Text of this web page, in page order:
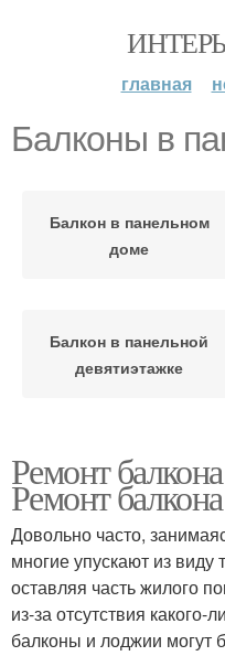
главная
Балконы в
Балкон в панельном
доме
Балкон в панельной
девятиэтажке
Ремонт
Ремонт
Довольно часто,
многие упускают из виду
оставляя часть жилого
из-за отсутствия
балконы и лоджии могут